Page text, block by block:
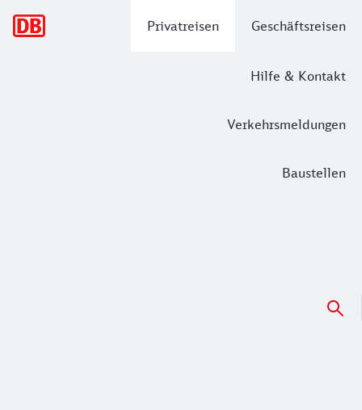
Privatreisen Geschäftsreisen
Hilfe & Kontakt
Verkehrsmeldungen
Baustellen